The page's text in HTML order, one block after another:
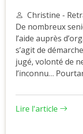
Christine -
De nombreux
l’aide auprès
s’agit de
jugé, volonté de
l’inconnu…
Lire l'article